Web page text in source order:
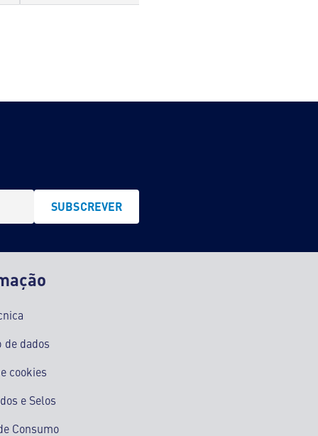
SUBSCREVER
de dados
cookies
e Selos
Consumo